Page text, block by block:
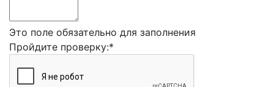
Это поле обязательно для заполнения
Пройдите проверку:*